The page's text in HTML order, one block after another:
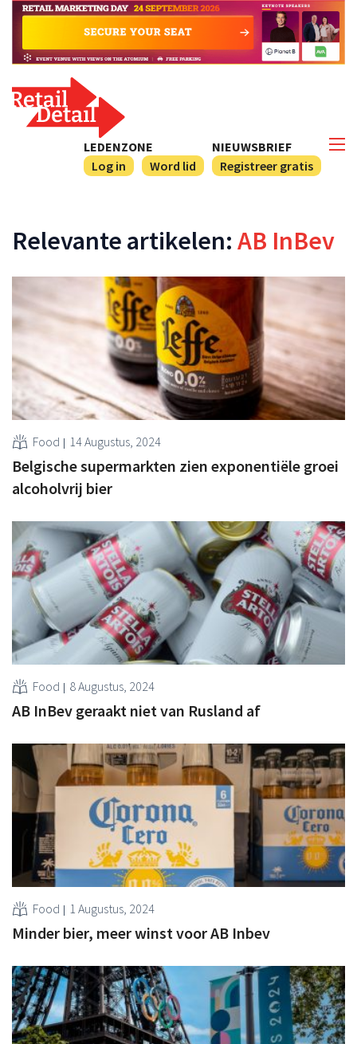
NIEUWSBRIEF
Registreer gratis
LEDENZONE
Log in
Word lid
Relevante artikelen: AB InBev
Food 14 Augustus, 2024
Belgische supermarkten zien exponentiële groei
alcoholvrij bier
Food 8 Augustus, 2024
AB InBev geraakt niet van Rusland af
Food 1 Augustus, 2024
Minder bier, meer winst voor AB Inbev